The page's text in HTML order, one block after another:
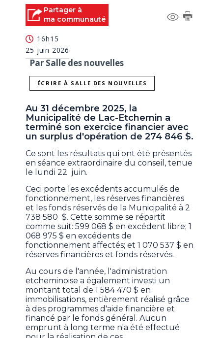
Partager à
ma communauté
16h15
25 juin 2026
Par Salle des nouvelles
ÉCRIRE À SALLE DES NOUVELLES
Au 31 décembre 2025, la
Municipalité de Lac-Etchemin a
terminé son exercice financier avec
un surplus d'opération de 274 846 $.
Ce sont les résultats qui ont été présentés
en séance extraordinaire du conseil, tenue
le lundi 22 juin.
Ceci porte les excédents accumulés de
fonctionnement, les réserves financières
et les fonds réservés de la Municipalité à 2
738 580 $. Cette somme se répartit
comme suit: 599 068 $ en excédent libre; 1
068 975 $ en excédents de
fonctionnement affectés; et 1 070 537 $ en
réserves financières et fonds réservés.
Au cours de l'année, l'administration
etcheminoise a également investi un
montant total de 1 584 470 $ en
immobilisations, entièrement réalisé grâce
à des programmes d'aide financière et
financé par le fonds général. Aucun
emprunt à long terme n'a été effectué